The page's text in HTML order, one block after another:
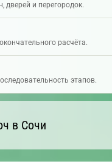
дверей и перегородок.
расчёта.
этапов.
в Сочи